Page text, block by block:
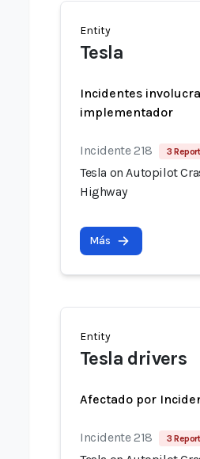
Entity
Tesla
Incidentes
implementador
Incidente 218 3 Report
Tesla on Autopilot
Highway
Más
Entity
Tesla drivers
Afectado por
Incidente 218 3 Report